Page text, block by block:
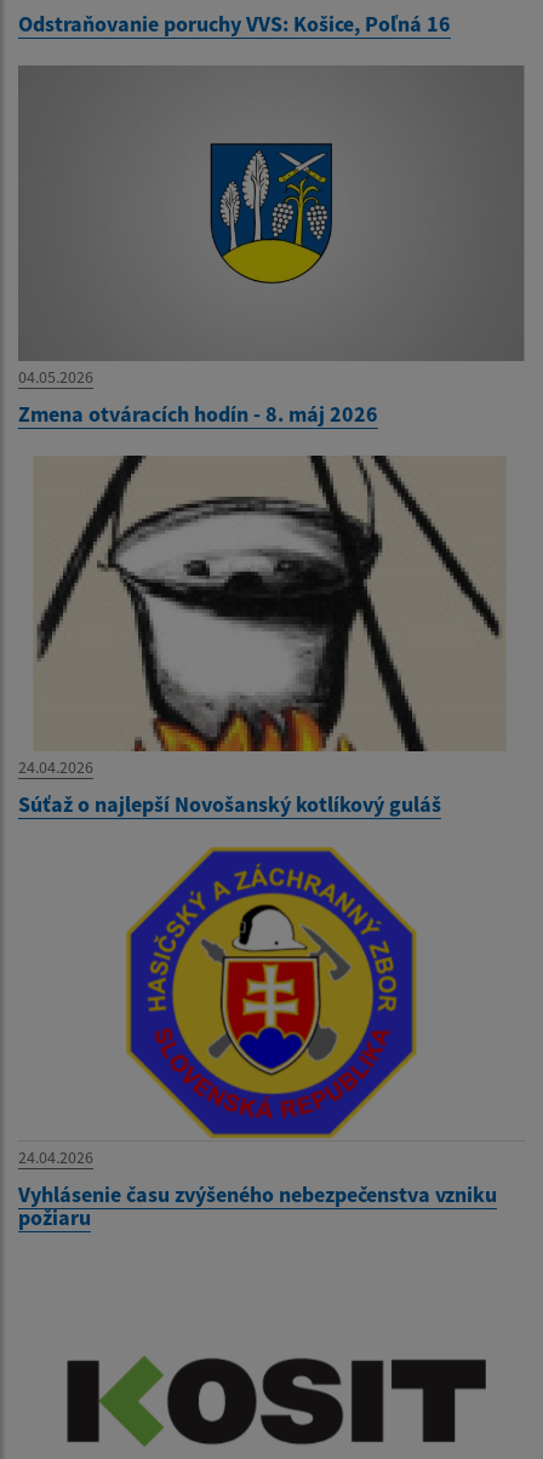
Odstraňovanie poruchy VVS: Košice, Poľná 16
04.05.2026
Zmena otváracích hodín - 8. máj 2026
24.04.2026
Súťaž o najlepší Novošanský kotlíkový guláš
24.04.2026
Vyhlásenie času zvýšeného nebezpečenstva vzniku
požiaru